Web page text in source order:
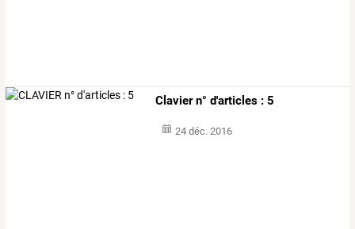
Clavier n° d'articles : 5
24 déc. 2016